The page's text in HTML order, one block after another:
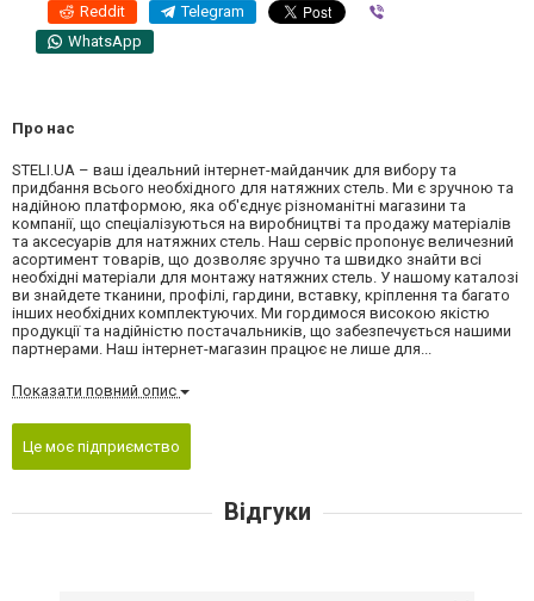
Reddit Telegram
WhatsApp
Про нас
STELI.UA – ваш ідеальний інтернет-майданчик для вибору та
придбання всього необхідного для натяжних стель. Ми є зручною та
надійною платформою, яка об'єднує різноманітні магазини та
компанії, що спеціалізуються на виробництві та продажу матеріалів
та аксесуарів для натяжних стель. Наш сервіс пропонує величезний
асортимент товарів, що дозволяє зручно та швидко знайти всі
необхідні матеріали для монтажу натяжних стель. У нашому каталозі
ви знайдете тканини, профілі, гардини, вставку, кріплення та багато
інших необхідних комплектуючих. Ми гордимося високою якістю
продукції та надійністю постачальників, що забезпечується нашими
партнерами. Наш інтернет-магазин працює не лише для...
Показати повний опис
Це моє підприємство
Відгуки